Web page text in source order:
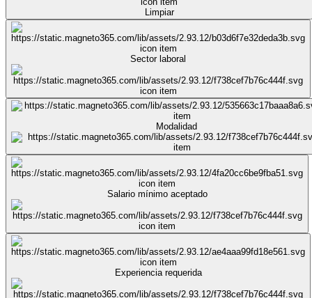
Limpiar
Sector laboral
Modalidad
Salario mínimo aceptado
Experiencia requerida